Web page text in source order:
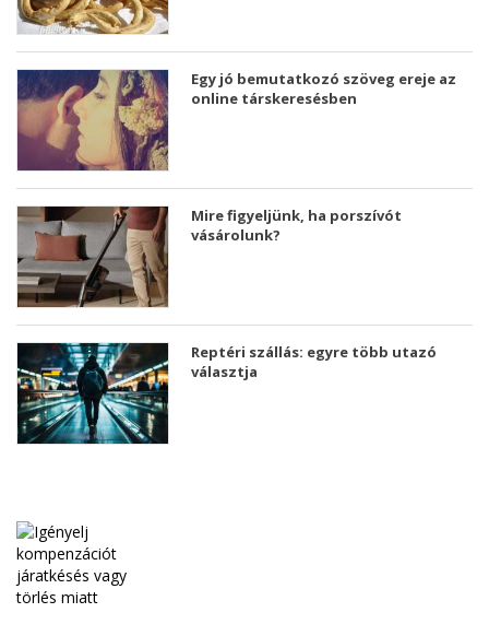
Egy jó bemutatkozó szöveg ereje az
online társkeresésben
Mire figyeljünk, ha porszívót
vásárolunk?
Reptéri szállás: egyre több utazó
választja